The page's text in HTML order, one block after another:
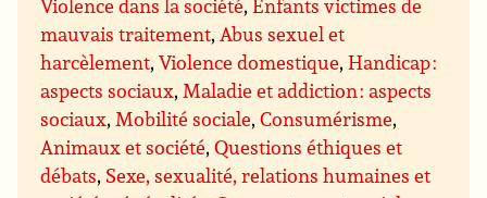
Violence dans la société,Enfants victimes de
mauvais traitement,Abus sexuel et
harcèlement,Violence domestique,Handicap :
aspects sociaux,Maladie et addiction : aspects
sociaux,Mobilité sociale,Consumérisme,
Animaux et société,Questions éthiques et
débats, Sexe, sexualité, relations humaines et